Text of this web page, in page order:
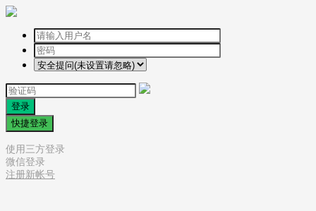
登录
快捷登录
使用三方登录
微信登录
注册新帐号